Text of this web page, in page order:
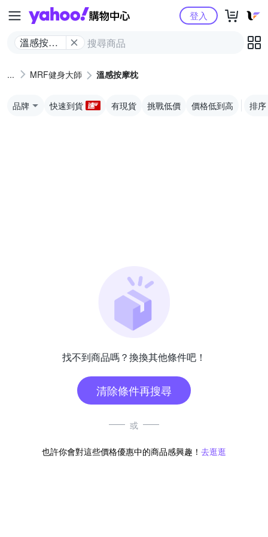
Yahoo購物中心
溫感按摩
登入
MRF健身大師 溫感按摩枕
品牌 快速到貨 有現貨 挑戰低價 價格低到高 排序
找不到商品嗎？換換其他條件吧！
清除條件再搜尋
或
也許你會對這些價格優惠中的商品感興趣！ 去逛逛